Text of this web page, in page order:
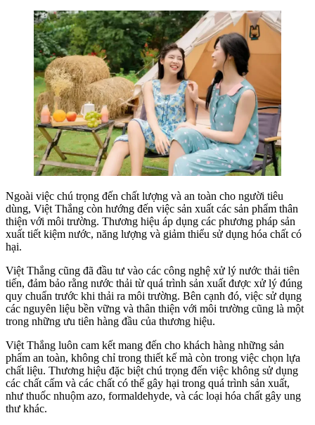
Ngoài việc chú trọng đến chất lượng và an toàn cho người tiêu
dùng, Việt Thắng còn hướng đến việc sản xuất các sản phẩm thân
thiện với môi trường. Thương hiệu áp dụng các phương pháp sản
xuất tiết kiệm nước, năng lượng và giảm thiểu sử dụng hóa chất có
hại.
Việt Thắng cũng đã đầu tư vào các công nghệ xử lý nước thải tiên
tiến, đảm bảo rằng nước thải từ quá trình sản xuất được xử lý đúng
quy chuẩn trước khi thải ra môi trường. Bên cạnh đó, việc sử dụng
các nguyên liệu bền vững và thân thiện với môi trường cũng là một
trong những ưu tiên hàng đầu của thương hiệu.
Việt Thắng luôn cam kết mang đến cho khách hàng những sản
phẩm an toàn, không chỉ trong thiết kế mà còn trong việc chọn lựa
chất liệu. Thương hiệu đặc biệt chú trọng đến việc không sử dụng
các chất cấm và các chất có thể gây hại trong quá trình sản xuất,
như thuốc nhuộm azo, formaldehyde, và các loại hóa chất gây ung
thư khác.